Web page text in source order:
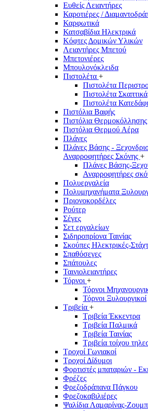
Ευθείς Λειαντήρες
Καροτιέρες /
Καρφωτικά
Κατσαβίδια Ηλεκτρικά
Κόφτες Δομικών Υλικών
Λειαντήρες Μπετού
Μπετονιέρες
Μπουλονόκλειδα
Πιστολέτα +
Πιστολέτα
Πιστολέτα Σκαπτικά
Πιστολέτα
Πιστόλια Βαφής
Πιστόλια Θερμοκόλλησης
Πιστόλια Θερμού Αέρα
Πλάνες
Πλάνες Βάσης -
Αναρροφητήρες Σκόνης +
Πλάνες Βάσης-
Αναρροφητήρες
Πολυεργαλεία
Πολυμηχανήματα
Πριονοκορδέλες
Ρούτερ
Σέγες
Σετ εργαλείων
Σιδηροπρίονα Ταινίας
Σκούπες Ηλεκτρικές-
Σπαθόσεγες
Σπάτουλες
Ταινιολειαντήρες
Τόρνοι +
Τόρνοι
Τόρνοι Ξυλουργικοί
Τριβεία +
Τριβεία Έκκεντρα
Τριβεία Παλμικά
Τριβεία Ταινίας
Τριβεία τοίχου
Τροχοί Γωνιακοί
Τροχοί Δίδυμοι
Φορτιστές μπαταριών -
Φρέζες
Φρεζοδράπανα Πάγκου
Φρεζοκαβιλιέρες
Ψαλίδια Λαμαρίνας-